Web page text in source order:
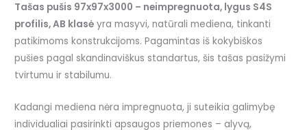
Tašas pušis 97x97x3000 – neimpregnuota, lygus S4S
profilis, AB klasė yra masyvi, natūrali mediena, tinkanti
patikimoms konstrukcijoms. Pagamintas iš kokybiškos
pušies pagal skandinaviškus standartus, šis tašas pasižymi
tvirtumu ir stabilumu.
Kadangi mediena nėra impregnuota, ji suteikia galimybę
individualiai pasirinkti apsaugos priemones – alyvą,